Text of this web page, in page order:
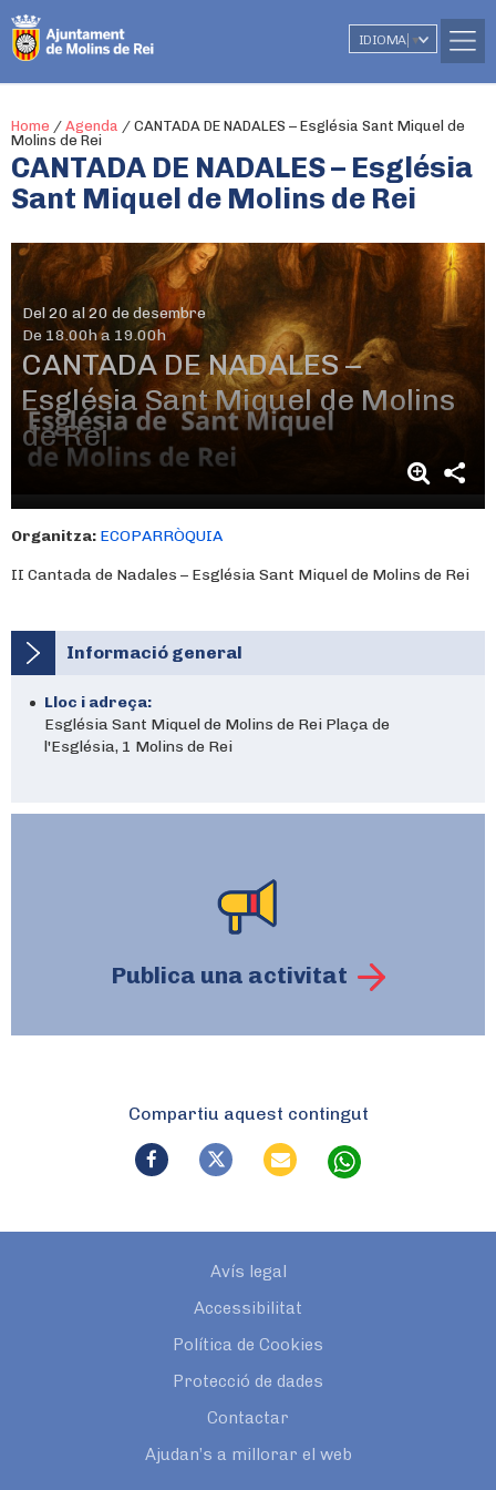
IDIOMA ▼
Home / Agenda / CANTADA DE NADALES – Església Sant Miquel de
Molins de Rei
CANTADA DE NADALES – Església
Sant Miquel de Molins de Rei
Del 20 al 20 de desembre
De 18.00h a 19.00h
CANTADA DE NADALES –
Església Sant Miquel de Molins
de Rei
Organitza: ECOPARRÒQUIA
II Cantada de Nadales – Església Sant Miquel de Molins de Rei
Informació general
Lloc i adreça:
Església Sant Miquel de Molins de Rei Plaça de
l'Església, 1 Molins de Rei
Publica una activitat
Compartiu aquest contingut
Avís legal
Accessibilitat
Política de Cookies
Protecció de dades
Contactar
Ajudan’s a millorar el web